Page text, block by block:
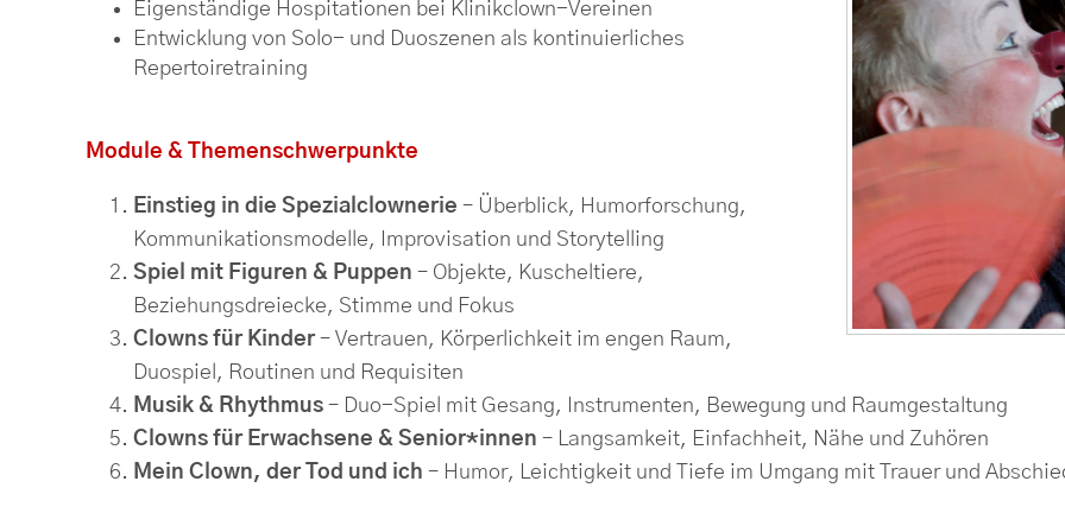
Eigenständige Hospitationen bei Klinikclown-Vereinen
Entwicklung von Solo- und Duoszenen als kontinuierliches
Repertoiretraining
Module & Themenschwerpunkte
Einstieg in die Spezialclownerie – Überblick, Humorforschung,
Kommunikationsmodelle, Improvisation und Storytelling
Spiel mit Figuren & Puppen – Objekte, Kuscheltiere,
Beziehungsdreiecke, Stimme und Fokus
Clowns für Kinder – Vertrauen, Körperlichkeit im engen Raum,
Duospiel, Routinen und Requisiten
Musik & Rhythmus – Duo-Spiel mit Gesang, Instrumenten, Bewegung und Raumgestaltung
Clowns für Erwachsene & Senior*innen – Langsamkeit, Einfachheit, Nähe und Zuhören
Mein Clown, der Tod und ich – Humor, Leichtigkeit und Tiefe im Umgang mit Trauer und